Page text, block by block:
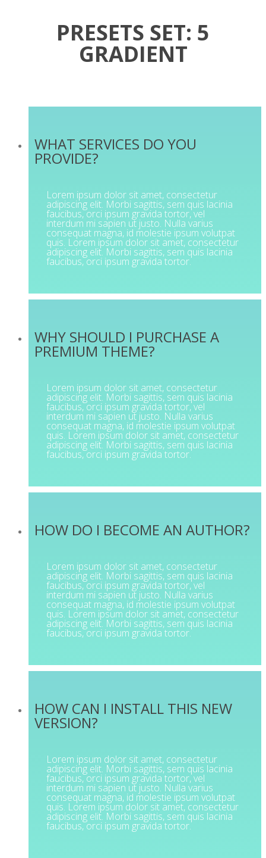
PRESETS SET: 5
GRADIENT
WHAT SERVICES DO YOU
PROVIDE?
Lorem ipsum dolor sit amet, consectetur
adipiscing elit. Morbi sagittis, sem quis lacinia
faucibus, orci ipsum gravida tortor, vel
interdum mi sapien ut justo. Nulla varius
consequat magna, id molestie ipsum volutpat
quis. Lorem ipsum dolor sit amet, consectetur
adipiscing elit. Morbi sagittis, sem quis lacinia
faucibus, orci ipsum gravida tortor.
WHY SHOULD I PURCHASE A
PREMIUM THEME?
Lorem ipsum dolor sit amet, consectetur
adipiscing elit. Morbi sagittis, sem quis lacinia
faucibus, orci ipsum gravida tortor, vel
interdum mi sapien ut justo. Nulla varius
consequat magna, id molestie ipsum volutpat
quis. Lorem ipsum dolor sit amet, consectetur
adipiscing elit. Morbi sagittis, sem quis lacinia
faucibus, orci ipsum gravida tortor.
HOW DO I BECOME AN AUTHOR?
Lorem ipsum dolor sit amet, consectetur
adipiscing elit. Morbi sagittis, sem quis lacinia
faucibus, orci ipsum gravida tortor, vel
interdum mi sapien ut justo. Nulla varius
consequat magna, id molestie ipsum volutpat
quis. Lorem ipsum dolor sit amet, consectetur
adipiscing elit. Morbi sagittis, sem quis lacinia
faucibus, orci ipsum gravida tortor.
HOW CAN I INSTALL THIS NEW
VERSION?
Lorem ipsum dolor sit amet, consectetur
adipiscing elit. Morbi sagittis, sem quis lacinia
faucibus, orci ipsum gravida tortor, vel
interdum mi sapien ut justo. Nulla varius
consequat magna, id molestie ipsum volutpat
quis. Lorem ipsum dolor sit amet, consectetur
adipiscing elit. Morbi sagittis, sem quis lacinia
faucibus, orci ipsum gravida tortor.